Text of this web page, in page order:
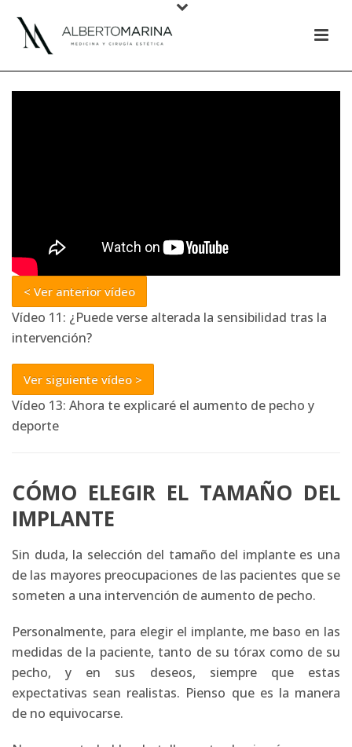
< Ver anterior vídeo
Vídeo 11: ¿Puede verse alterada la sensibilidad tras la
intervención?
Ver siguiente vídeo >
Vídeo 13: Ahora te explicaré el aumento de pecho y
deporte
CÓMO ELEGIR EL TAMAÑO DEL
IMPLANTE
Sin duda, la selección del tamaño del implante es una
de las mayores preocupaciones de las pacientes que se
someten a una intervención de aumento de pecho.
Personalmente, para elegir el implante, me baso en las
medidas de la paciente, tanto de su tórax como de su
pecho, y en sus deseos, siempre que estas
expectativas sean realistas. Pienso que es la manera
de no equivocarse.